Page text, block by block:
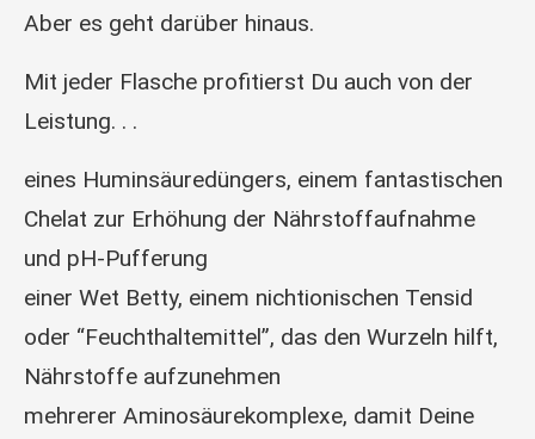
Aber es geht darüber hinaus.
Mit jeder Flasche profitierst Du auch von der
Leistung. . .
eines Huminsäuredüngers, einem fantastischen
Chelat zur Erhöhung der Nährstoffaufnahme
und pH-Pufferung
einer Wet Betty, einem nichtionischen Tensid
oder “Feuchthaltemittel”, das den Wurzeln hilft,
Nährstoffe aufzunehmen
mehrerer Aminosäurekomplexe, damit Deine